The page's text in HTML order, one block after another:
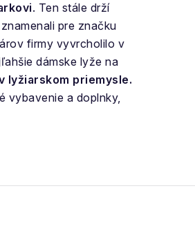
. Ten stále drží
pre značku
firmy vyvrcholilo v
dámske lyže na
lyžiarskom priemysle.
vybavenie a doplnky,